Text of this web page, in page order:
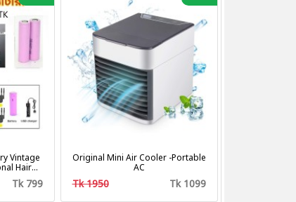
Vintage
Hair
Tk 799
Original Mini Air Cooler -Portable
AC
Tk 1950 Tk 1099